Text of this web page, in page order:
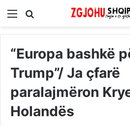
Menu
“Europa bashkë
Trump”/ Ja çfarë
paralajmëron
Holandës